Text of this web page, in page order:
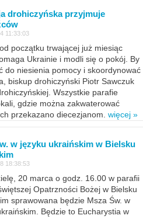
drohiczyńska przyjmuje
11:33:03
od początku trwającej już miesiąc
Ukrainie i modli się o pokój. By
do niesienia pomocy i skoordynować
biskup drohiczyński Piotr Sawczuk
Wszystkie parafie
gdzie można zakwaterować
przekazano diecezjanom. więcej »
w języku ukraińskim w Bielsku
18:38:53
20 marca o godz. 16.00 w parafii
Opatrzności Bożej w Bielsku
sprawowana będzie Msza Św. w
Będzie to Eucharystia w